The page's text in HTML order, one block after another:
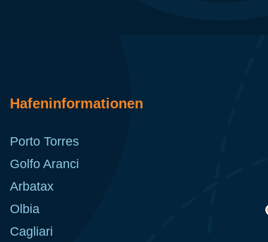
Hafeninformationen
Porto Torres
Golfo Aranci
Arbatax
Olbia
Cagliari